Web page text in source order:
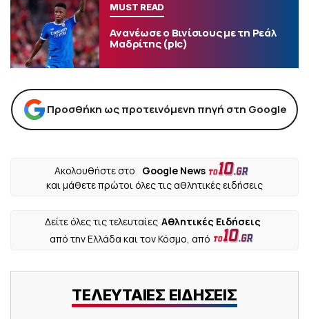
MUST READ
Ανανέωσε ο Βινίσιους με τη Ρεάλ
Μαδρίτης (pic)
Προσθήκη ως προτεινόμενη πηγή στη Google
Ακολουθήστε στο
Google News
και μάθετε πρώτοι όλες τις αθλητικές ειδήσεις
Δείτε όλες τις τελευταίες Αθλητικές Ειδήσεις
από την Ελλάδα και τον Κόσμο, από
ΤΕΛΕΥΤΑΙΕΣ ΕΙΔΗΣΕΙΣ